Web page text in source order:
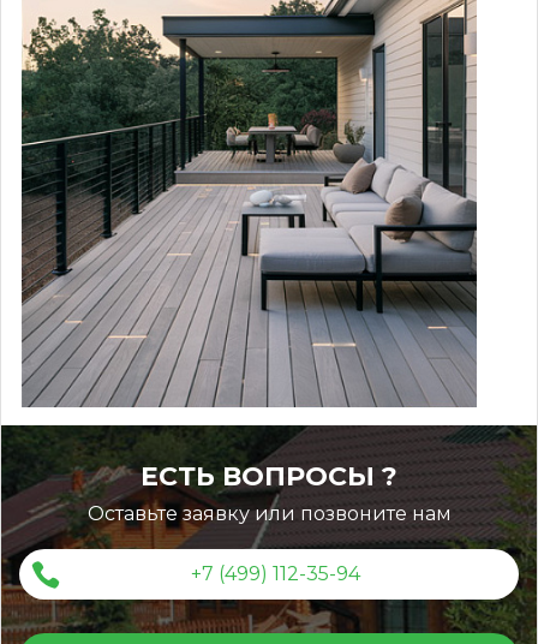
ЕСТЬ ВОПРОСЫ ?
Оставьте заявку или позвоните нам
+7 (499) 112-35-94